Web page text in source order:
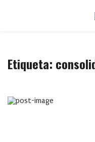
Etiqueta: